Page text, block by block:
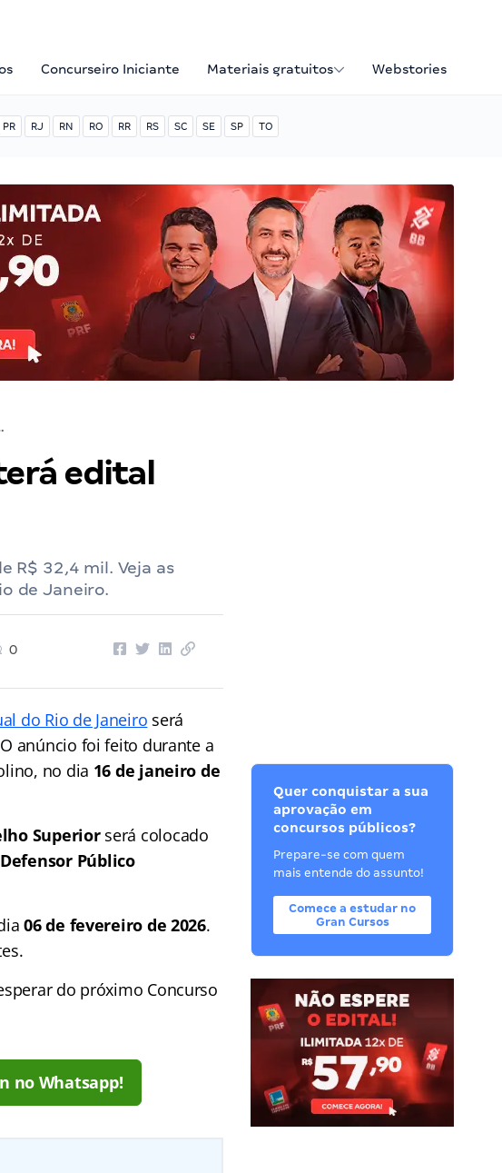
Concurseiro Iniciante Materiais gratuitos Webstories
PR RJ RN RO RR RS SC SE SP TO
em fevereiro!
edital
R$ 32,4 mil. Veja as
de Janeiro.
0
do Rio de Janeiro será
anúncio foi feito durante a
no dia 16 de janeiro de
Superiorserá colocado
Público
06 de fevereiro de 2026.
do próximo Concurso
no Whatsapp!
Quer conquistar a sua
aprovação em
concursos públicos?
Prepare-se com quem
mais entende do assunto!
Comece a estudar no
Gran Cursos